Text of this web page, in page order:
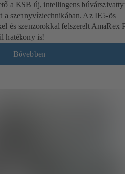
a KSB új, intellingens
a szennyvíztechnikában. Az IE5-ös
és szenzorokkal felszerelt AmaRex
hatékony is!
Bővebben